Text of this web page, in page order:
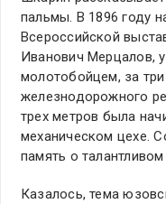
пальмы. В 1896 году
Всероссийской
Иванович Мерцалов,
молотобойцем, за
железнодорожного
трех метров была
механическом цехе.
память о
Казалось, тема